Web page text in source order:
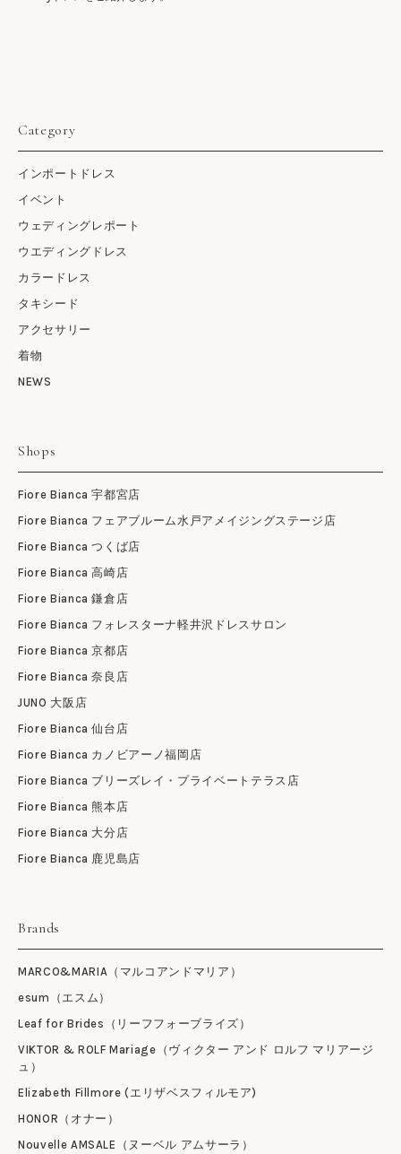
Category
インポートドレス
イベント
ウェディングレポート
ウエディングドレス
カラードレス
タキシード
アクセサリー
着物
NEWS
Shops
Fiore Bianca 宇都宮店
Fiore Bianca フェアブルーム水戸アメイジングステージ店
Fiore Bianca つくば店
Fiore Bianca 高崎店
Fiore Bianca 鎌倉店
Fiore Bianca フォレスターナ軽井沢ドレスサロン
Fiore Bianca 京都店
Fiore Bianca 奈良店
JUNO 大阪店
Fiore Bianca 仙台店
Fiore Bianca カノビアーノ福岡店
Fiore Bianca ブリーズレイ・プライベートテラス店
Fiore Bianca 熊本店
Fiore Bianca 大分店
Fiore Bianca 鹿児島店
Brands
MARCO&MARIA（マルコアンドマリア）
esum（エスム）
Leaf for Brides（リーフフォーブライズ）
VIKTOR & ROLF Mariage（ヴィクター アンド ロルフ マリアージ
ュ）
Elizabeth Fillmore (エリザベスフィルモア)
HONOR（オナー）
Nouvelle AMSALE（ヌーベル アムサーラ）